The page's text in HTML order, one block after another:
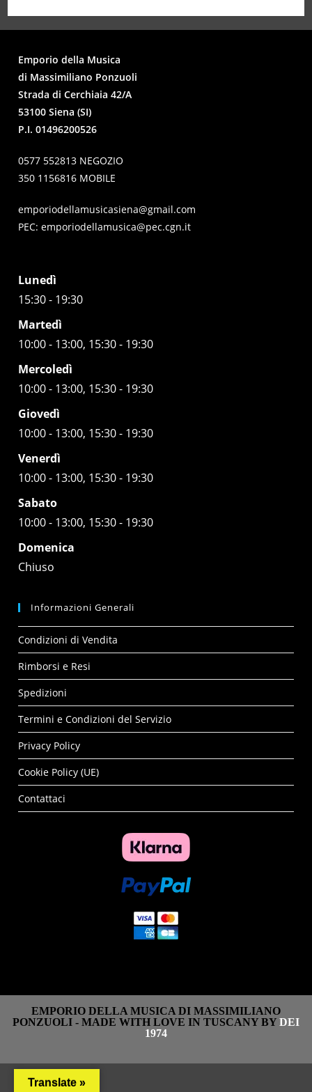
Emporio della Musica
di Massimiliano Ponzuoli
Strada di Cerchiaia 42/A
53100 Siena (SI)
P.I. 01496200526
0577 552813 NEGOZIO
350 1156816 MOBILE
emporiodellamusicasiena@gmail.com
PEC:emporiodellamusica@pec.cgn.it
Lunedì
15:30 - 19:30
Martedì
10:00 - 13:00, 15:30 - 19:30
Mercoledì
10:00 - 13:00, 15:30 - 19:30
Giovedì
10:00 - 13:00, 15:30 - 19:30
Venerdì
10:00 - 13:00, 15:30 - 19:30
Sabato
10:00 - 13:00, 15:30 - 19:30
Domenica
Chiuso
Informazioni Generali
Condizioni di Vendita
Rimborsi e Resi
Spedizioni
Termini e Condizioni del Servizio
Privacy Policy
Cookie Policy (UE)
Contattaci
EMPORIO DELLA MUSICA DI MASSIMILIANO
PONZUOLI - MADE WITH LOVE IN TUSCANY BY DEI
1974
Translate »